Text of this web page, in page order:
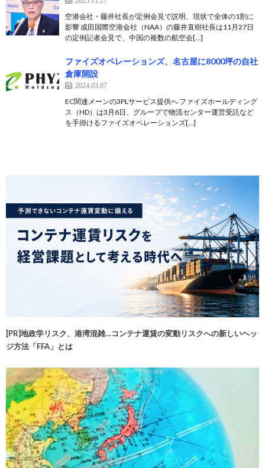
空港会社・藤井社長が定例会見で説明、現状で全体の1割に
影響 成田国際空港会社（NAA）の藤井直樹社長は11月27日
の定例記者会見で、中国の複数の航空会[…]
ファイズオペレーションズ、名古屋に8000坪の自社
倉庫開設
2024.03.07
EC関連メーンの3PLサービス提供へ ファイズホールディング
ス（HD）は3月6日、グループで物流センター運営受託など
を手掛けるファイズオペレーションズ[…]
[PR]地政学リスク、港湾混雑…コンテナ運賃の変動リスクへの新しいヘッ
ジ方法「FFA」とは